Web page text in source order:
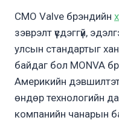
CMO Valve брэндийн
зэврэлт үүсдэггүй,
улсын стандартыг
байдаг бол MONVA
Америкийн
өндөр технологийн
компанийн чанарын